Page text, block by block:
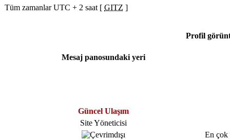
Tüm zamanlar UTC + 2 saat [ GITZ ]
Profil
Mesaj panosundaki yeri
Güncel Ulaşım
Site Yöneticisi
En çok